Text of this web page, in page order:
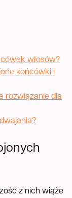
włosów?
końcówki i
rozwiązanie dla
z nich wiąże